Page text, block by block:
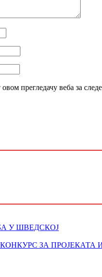
прегледачу веба за
У ШВЕДСКОЈ
КОНКУРС ЗА